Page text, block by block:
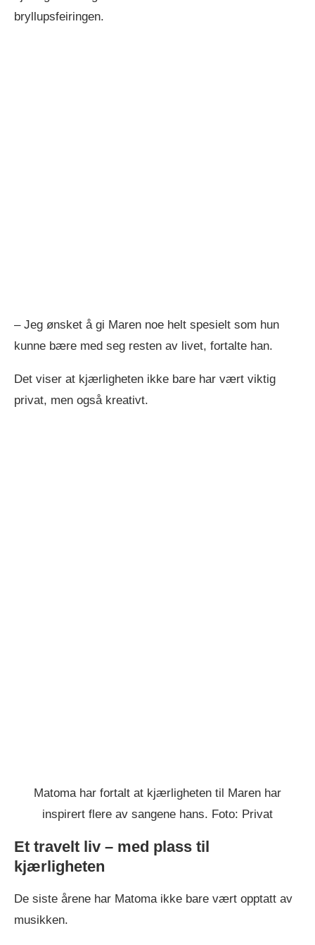
bryllupsfeiringen.
– Jeg ønsket å gi Maren noe helt spesielt som hun
kunne bære med seg resten av livet, fortalte han.
Det viser at kjærligheten ikke bare har vært viktig
privat, men også kreativt.
Matoma har fortalt at kjærligheten til Maren har
inspirert flere av sangene hans. Foto: Privat
Et travelt liv – med plass til
kjærligheten
De siste årene har Matoma ikke bare vært opptatt av
musikken.